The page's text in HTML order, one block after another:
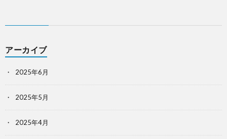
アーカイブ
2025年6月
2025年5月
2025年4月